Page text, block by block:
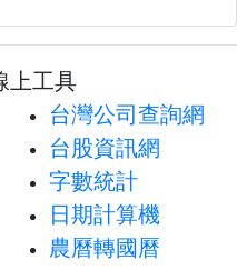
上工具
台灣公司查詢網
台股資訊網
字數統計
日期計算機
農曆轉國曆